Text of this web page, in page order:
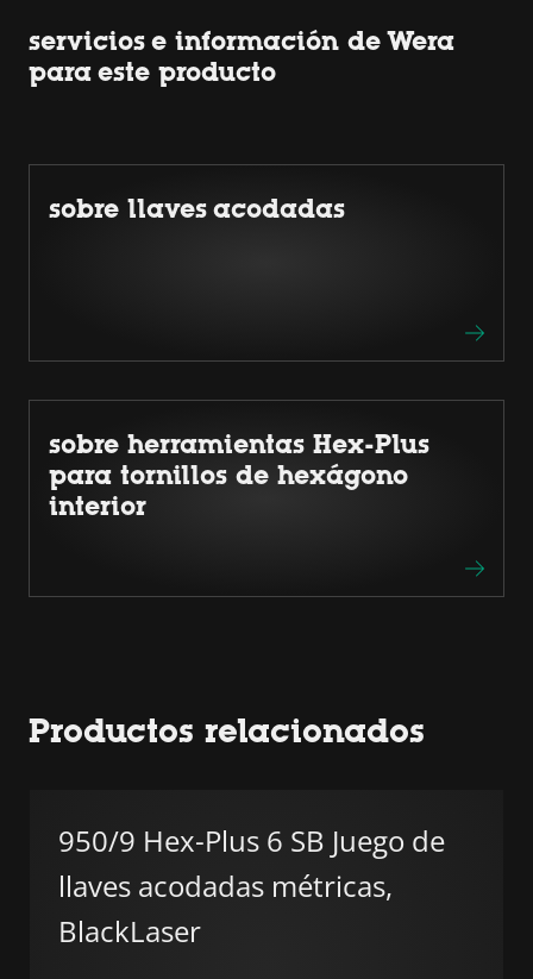
servicios e información de Wera
para este producto
sobre llaves acodadas
sobre herramientas Hex-Plus
para tornillos de hexágono
interior
Productos relacionados
950/9 Hex-Plus 6 SB Juego de
llaves acodadas métricas,
BlackLaser